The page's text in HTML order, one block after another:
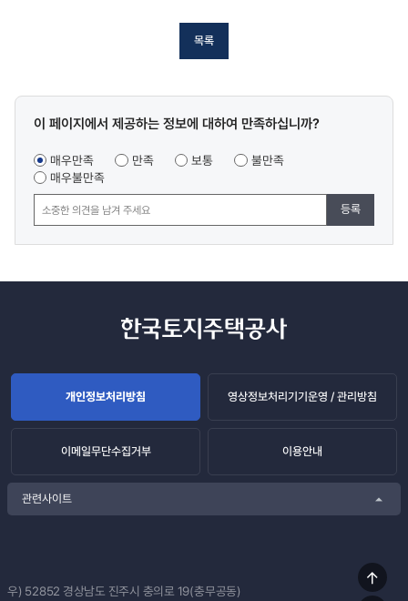
목록
콘텐츠
조사
이 페이지에서 제공하는 정보에 대하여 만족하십니까?
매우만족 만족 보통
불만족
매우불만족
등록
개인정보처리방침 영상정보처리기기운영 / 관리방침
이메일무단수집거부 이용안내
관련사이트
우) 52852 경상남도 진주시 충의로 19(충무공동)
상단